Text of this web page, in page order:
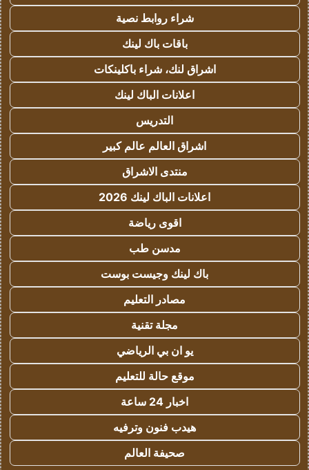
شراء روابط نصية
باقات باك لينك
اشراق لنك، شراء باكلينكات
اعلانات الباك لينك
التدريس
اشراق العالم عالم كبير
منتدى الاشراق
اعلانات الباك لينك 2026
اقوى رياضة
مدسن طب
باك لينك وجيست بوست
مصادر التعليم
مجلة تقنية
يو ان بي الرياضي
موقع حالة للتعليم
اخبار 24 ساعة
هيدب فنون وترفيه
صحيفة العالم